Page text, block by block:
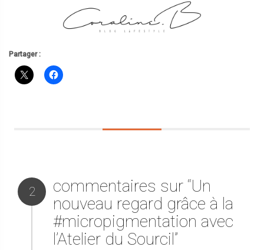
Partager :
2
commentaires sur “Un
nouveau regard grâce à la
#micropigmentation avec
l’Atelier du Sourcil”